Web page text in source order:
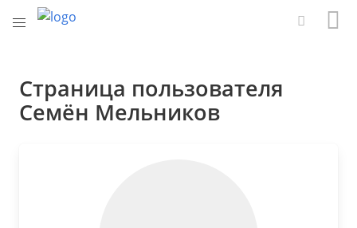
Страница пользователя
Семён Мельников